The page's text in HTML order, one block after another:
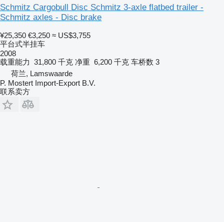
Schmitz Cargobull Disc Schmitz 3-axle flatbed trailer -
Schmitz axles - Disc brake
¥25,350 €3,250 ≈ US$3,755
平台式半挂车
2008
载重能力 31,800 千克 净重 6,200 千克 车桥数 3
荷兰, Lamswaarde
P. Mostert Import-Export B.V.
联系卖方